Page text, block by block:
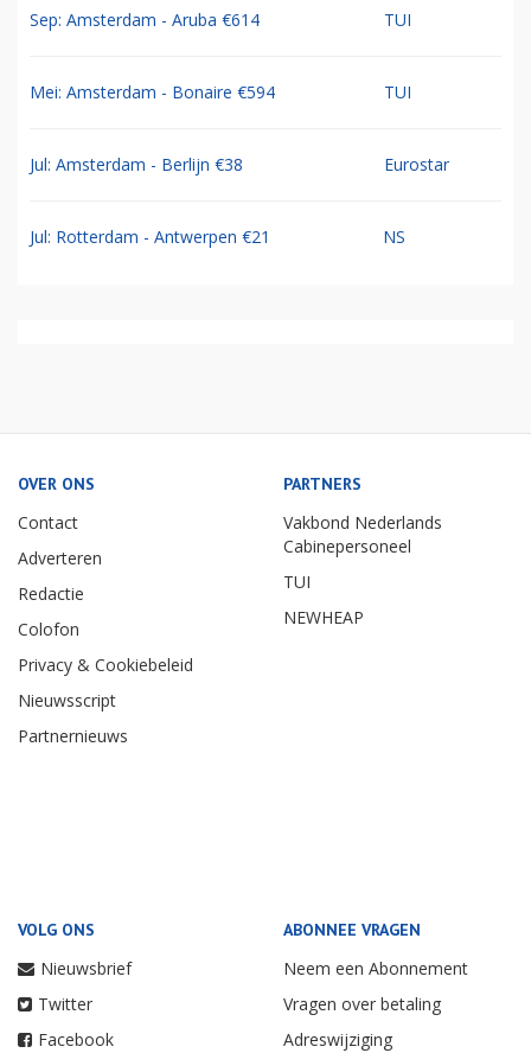
Sep: Amsterdam - Aruba €614 TUI
Mei: Amsterdam - Bonaire €594 TUI
Jul: Amsterdam - Berlijn €38 Eurostar
Jul: Rotterdam - Antwerpen €21 NS
OVER ONS
Contact
Adverteren
Redactie
Colofon
Privacy & Cookiebeleid
Nieuwsscript
Partnernieuws
PARTNERS
Vakbond Nederlands
Cabinepersoneel
TUI
NEWHEAP
VOLG ONS
Nieuwsbrief
Twitter
Facebook
ABONNEE VRAGEN
Neem een Abonnement
Vragen over betaling
Adreswijziging